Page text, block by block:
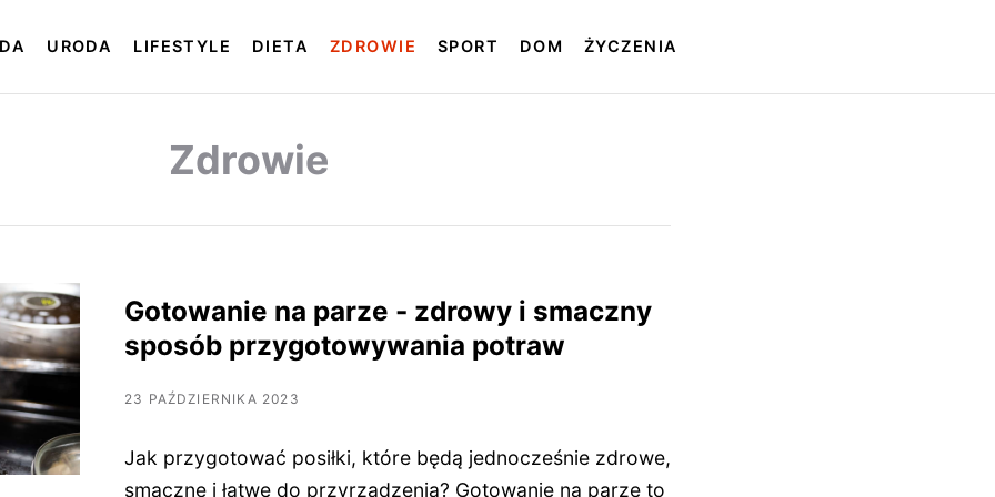
URODA LIFESTYLE DIETA ZDROWIE SPORT DOM ŻYCZENIA
Zdrowie
Gotowanie na parze - zdrowy i smaczny
sposób przygotowywania potraw
23 PAŹDZIERNIKA 2023
Jak przygotować posiłki, które będą jednocześnie zdrowe,
smaczne i łatwe do przyrządzenia? Gotowanie na parze to